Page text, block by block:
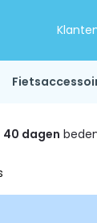
40 dagen